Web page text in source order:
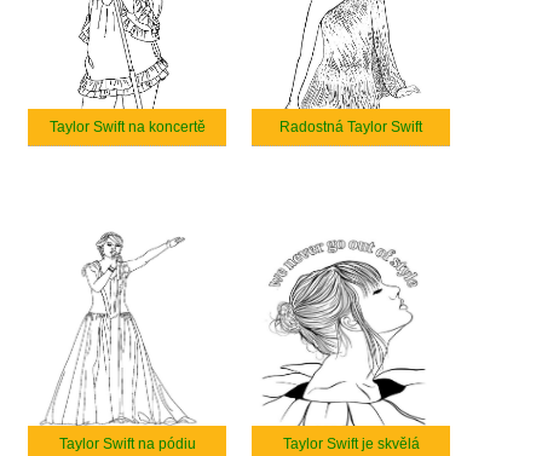
Taylor Swift na koncertě Radostná Taylor Swift
Taylor Swift na pódiu Taylor Swift je skvělá